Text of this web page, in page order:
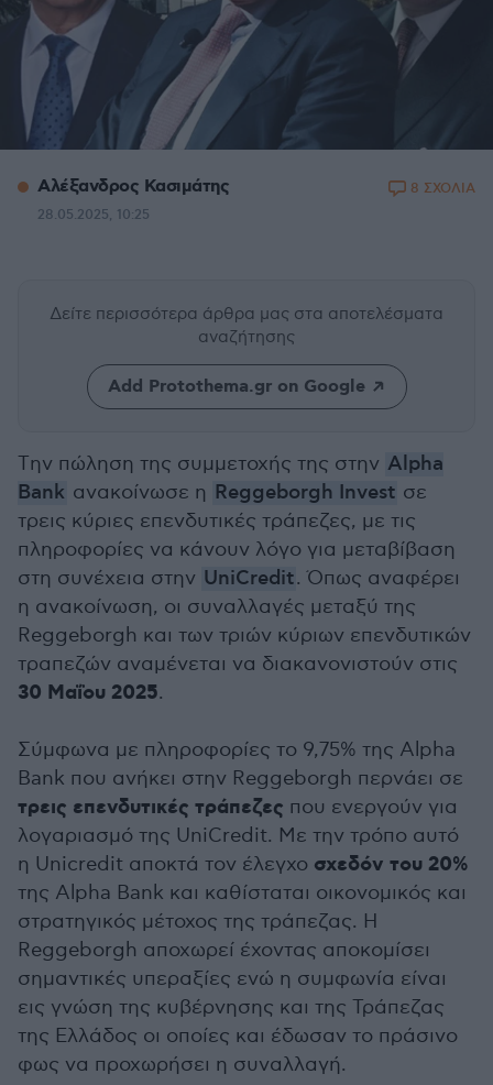
Αλέξανδρος Κασιμάτης
28.05.2025, 10:25
8 ΣΧΟΛΙΑ
Δείτε περισσότερα άρθρα μας στα αποτελέσματα
αναζήτησης
Add Protothema.gr on Google
Tην πώληση της συμμετοχής της στην Alpha
Bank ανακοίνωσε η Reggeborgh Invest σε
τρεις κύριες επενδυτικές τράπεζες, με τις
πληροφορίες να κάνουν λόγο για μεταβίβαση
στη συνέχεια στην UniCredit. Όπως αναφέρει
η ανακοίνωση, οι συναλλαγές μεταξύ της
Reggeborgh και των τριών κύριων επενδυτικών
τραπεζών αναμένεται να διακανονιστούν στις
30 Μαΐου 2025.
Σύμφωνα με πληροφορίες το 9,75% της Alpha
Bank που ανήκει στην Reggeborgh περνάει σε
τρεις επενδυτικές τράπεζες που ενεργούν για
λογαριασμό της UniCredit. Με την τρόπο αυτό
η Unicredit αποκτά τον έλεγχο σχεδόν του 20%
της Alpha Bank και καθίσταται οικονομικός και
στρατηγικός μέτοχος της τράπεζας. Η
Reggeborgh αποχωρεί έχοντας αποκομίσει
σημαντικές υπεραξίες ενώ η συμφωνία είναι
εις γνώση της κυβέρνησης και της Τράπεζας
της Ελλάδος οι οποίες και έδωσαν το πράσινο
φως να προχωρήσει η συναλλαγή.